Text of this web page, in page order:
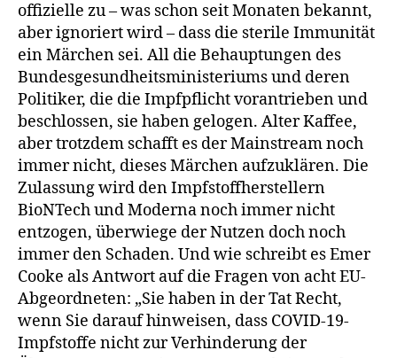
offizielle zu – was schon seit Monaten bekannt,
aber ignoriert wird – dass die sterile Immunität
ein Märchen sei. All die Behauptungen des
Bundesgesundheitsministeriums und deren
Politiker, die die Impfpflicht vorantrieben und
beschlossen, sie haben gelogen. Alter Kaffee,
aber trotzdem schafft es der Mainstream noch
immer nicht, dieses Märchen aufzuklären. Die
Zulassung wird den Impfstoffherstellern
BioNTech und Moderna noch immer nicht
entzogen, überwiege der Nutzen doch noch
immer den Schaden. Und wie schreibt es Emer
Cooke als Antwort auf die Fragen von acht EU-
Abgeordneten: „Sie haben in der Tat Recht,
wenn Sie darauf hinweisen, dass COVID-19-
Impfstoffe nicht zur Verhinderung der